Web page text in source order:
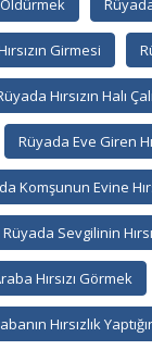
Öldürmek
Girmesi
Hırsızın Halı
Rüyada Eve Giren
Komşunun Evine
Rüyada Sevgilinin
Hırsızı Görmek
Hırsızlık